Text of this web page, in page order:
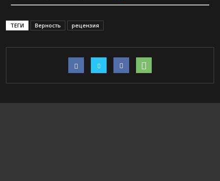
ТЕГИ Верность рецензия